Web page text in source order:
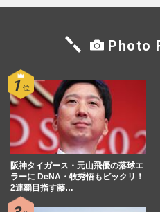
Photo
阪神タイガース・元山飛優の落球エ
ラーに DeNA・牧秀悟もビックリ！
2連覇目指す藤…